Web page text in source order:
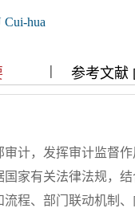
hua
||| 参考文献
审计，发挥审计监督
国家有关法律法规，
流程、部门联动机制